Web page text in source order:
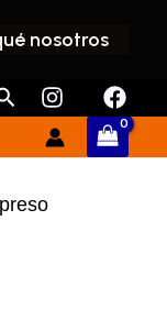
nosotros